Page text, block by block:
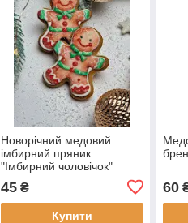
Новорічний медовий
імбирний пряник
"Імбирний чоловічок"
45₴
Купити
60